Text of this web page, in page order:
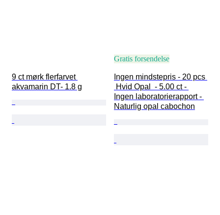
9 ct mørk flerfarvet
akvamarin DT- 1.8 g
Gratis forsendelse
Ingen mindstepris - 20 pcs
Hvid Opal  - 5.00 ct -
Ingen laboratorierapport -
Naturlig opal cabochon